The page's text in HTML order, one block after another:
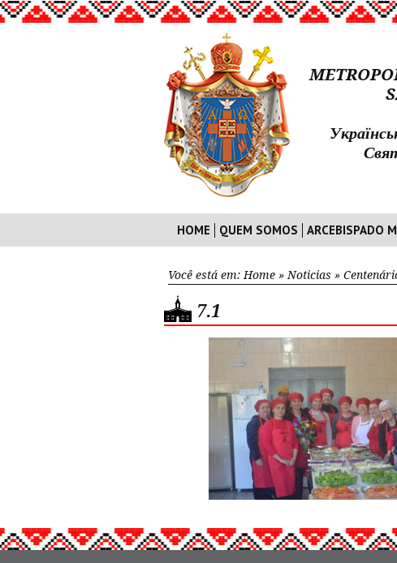
HOME QUEM SOMOS ARCEBISPADO
Você está em: Home » Noticias »
7.1